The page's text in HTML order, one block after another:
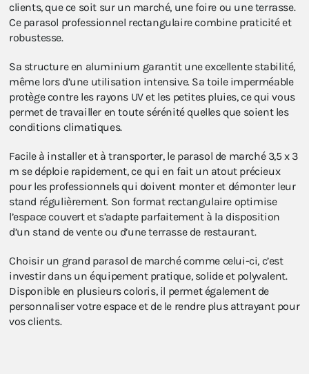
clients, que ce soit sur un marché, une foire ou une terrasse.
Ce parasol professionnel rectangulaire combine praticité et
robustesse.
Sa structure en aluminium garantit une excellente stabilité,
même lors d’une utilisation intensive. Sa toile imperméable
protège contre les rayons UV et les petites pluies, ce qui vous
permet de travailler en toute sérénité quelles que soient les
conditions climatiques.
Facile à installer et à transporter, le parasol de marché 3,5 x 3
m se déploie rapidement, ce qui en fait un atout précieux
pour les professionnels qui doivent monter et démonter leur
stand régulièrement. Son format rectangulaire optimise
l’espace couvert et s’adapte parfaitement à la disposition
d’un stand de vente ou d’une terrasse de restaurant.
Choisir un grand parasol de marché comme celui-ci, c’est
investir dans un équipement pratique, solide et polyvalent.
Disponible en plusieurs coloris, il permet également de
personnaliser votre espace et de le rendre plus attrayant pour
vos clients.